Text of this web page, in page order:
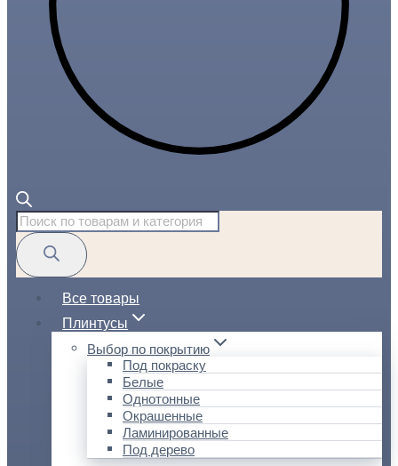
Поиск
товаров
Все товары
Плинтусы
Выбор по покрытию
Под покраску
Белые
Однотонные
Окрашенные
Ламинированные
Под дерево